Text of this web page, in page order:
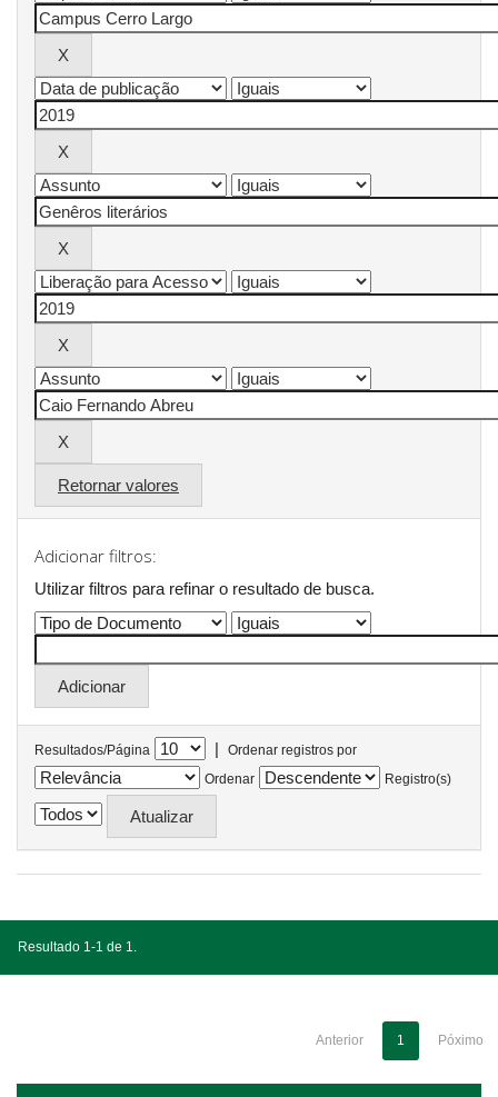
Retornar valores
Adicionar filtros:
Utilizar filtros para refinar o resultado de busca.
Resultados/Página |
Ordenar registros por
Ordenar
Registro(s)
Resultado 1-1 de 1.
Anterior 1 Póximo